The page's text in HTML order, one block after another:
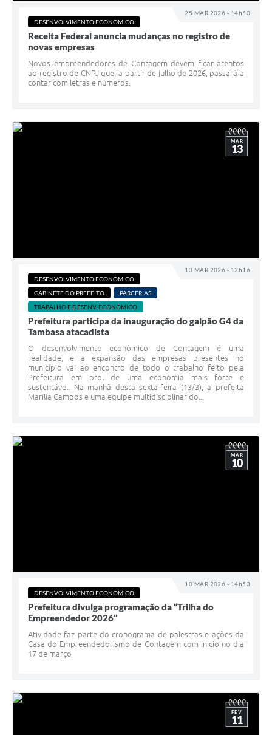
25 MAR 2026 - 14h50
DESENVOLVIMENTO ECONÔMICO
Receita Federal anuncia mudanças no registro de
novas empresas
Novos empreendedores de Contagem devem ficar atentos
ao registro de CNPJ que, a partir de julho de 2026, passará a
contar com letras e números.
13 MAR 2026 - 12h16
MAR
13
DESENVOLVIMENTO ECONÔMICO
GABINETE DO PREFEITO
PARCERIAS
TRABALHO E DESENV. ECONÔMICO
Prefeitura participa da inauguração do galpão G4 da
Tambasa atacadista
O desenvolvimento econômico de Contagem é uma
realidade, e a expansão das empresas presentes no
município vai ao encontro de todo o trabalho feito pela
Prefeitura em prol de uma economia mais forte e
sustentável. Na manhã desta sexta-feira (13/3), a prefeita
Marília Campos e uma equipe multidisciplinar do...
10 MAR 2026 - 14h53
MAR
10
DESENVOLVIMENTO ECONÔMICO
Prefeitura divulga programação da “Trilha do
Empreendedor 2026”
Atividade faz parte do cronograma de palestras e ações da
Casa do Empreendedorismo de Contagem com início no dia
17 de março
FEV
11